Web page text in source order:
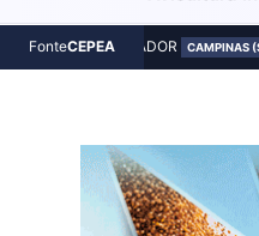
FonteCEPEA
MILHO - INDICADOR CAMPINAS